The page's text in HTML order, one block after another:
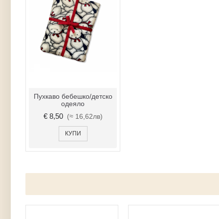
Пухкаво бебешко/детско
одеяло
€ 8,50 (≈ 16,62лв)
КУПИ